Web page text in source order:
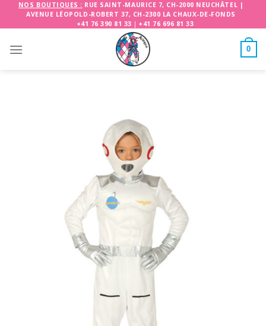
NOS BOUTIQUES : RUE SAINT-MAURICE 7, CH-2000 NEUCHÂTEL |
AVENUE LÉOPOLD-ROBERT 37, CH-2300 LA CHAUX-DE-FONDS
+41 76 390 81 33 | +41 76 696 81 33
0